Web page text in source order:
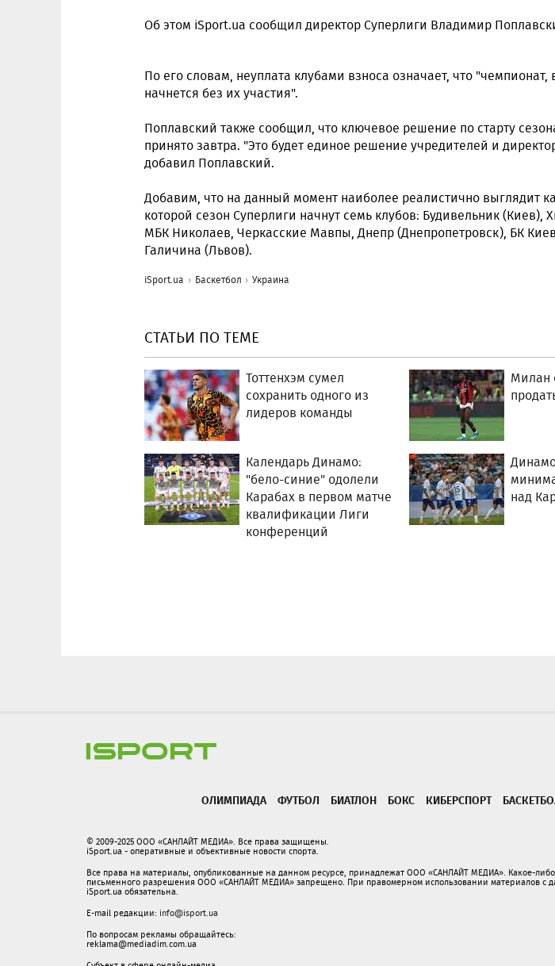
Об этом iSport.ua сообщил директор Суперлиги Владимир
По его словам, неуплата клубами взноса означает, что "чемпионат,
начнется без их участия".
Поплавский также сообщил, что ключевое решение по старту
принято завтра. "Это будет единое решение учредителей и
добавил Поплавский.
Добавим, что на данный момент наиболее реалистично выглядит
которой сезон Суперлиги начнут семь клубов: Будивельник
МБК Николаев, Черкасские Мавпы, Днепр (Днепропетровск), БК
Галичина (Львов).
iSport.ua Баскетбол Украина
СТАТЬИ ПО ТЕМЕ
Тоттенхэм сумел
сохранить одного из
лидеров команды
Милан
Календарь Динамо:
"бело-синие" одолели
Карабах в первом матче
квалификации Лиги
конференций
над
ОЛИМПИАДА ФУТБОЛ БИАТЛОН БОКС КИБЕРСПОРТ
© 2009-2025 ООО «САНЛАЙТ МЕДИА». Все права защищены.
iSport.ua - оперативные и объективные новости спорта.
Все права на материалы, опубликованные на данном ресурсе, принадлежат ООО «САНЛАЙТ МЕДИА». Какое-
письменного разрешения ООО «САНЛАЙТ МЕДИА» запрещено. При правомерном использовании материалов с
iSport.ua обязательна.
E-mail редакции: info@isport.ua
По вопросам рекламы обращайтесь:
reklama@mediadim.com.ua